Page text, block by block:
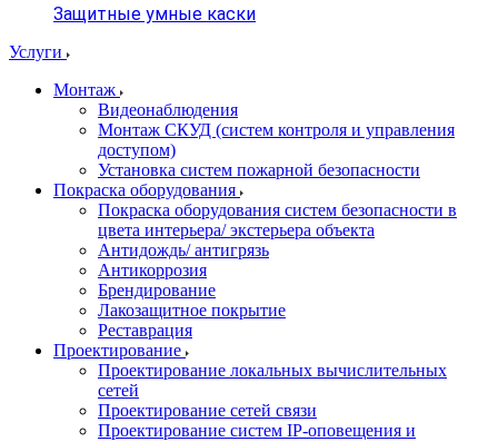
Защитные умные каски
Услуги
Монтаж
Видеонаблюдения
Монтаж СКУД (систем контроля и управления
доступом)
Установка систем пожарной безопасности
Покраска оборудования
Покраска оборудования систем безопасности в
цвета интерьера/ экстерьера объекта
Антидождь/ антигрязь
Антикоррозия
Брендирование
Лакозащитное покрытие
Реставрация
Проектирование
Проектирование локальных вычислительных
сетей
Проектирование сетей связи
Проектирование систем IP-оповещения и